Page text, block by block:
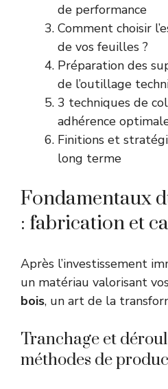
de performance
Comment choisir
de vos feuilles ?
Préparation des
de l’outillage
3 techniques de
adhérence
Finitions et
long terme
Fondamentaux
: fabrication et
Après l’investissement
un matériau valorisant
bois, un art de la
Tranchage et
méthodes de